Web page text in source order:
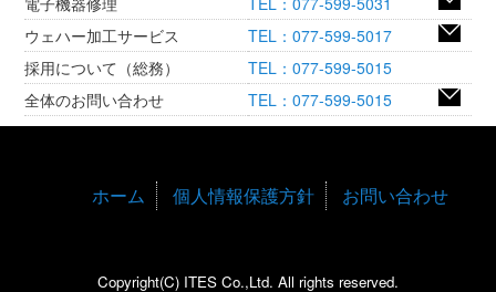
ウェハー加工サービス
TEL：077-599-5017
採用について（総務）
TEL：077-599-5015
全体のお問い合わせ
TEL：077-599-5015
ホーム 個人情報保護方針 お問い合わせ
Copyright(C) ITES Co.,Ltd. All rights reserved.